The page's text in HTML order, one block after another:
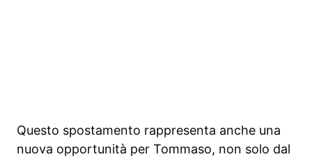
Questo spostamento rappresenta anche una
nuova opportunità per Tommaso, non solo dal